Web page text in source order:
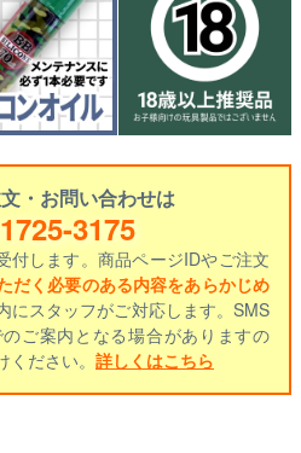
・お問い合わせは
3175
付します。商品ページIDやご注文
だく必要のある内容をあらかじめ
にスタッフがご対応します。SMS
のご案内となる場合がありますの
ださい。 詳しくはこちら